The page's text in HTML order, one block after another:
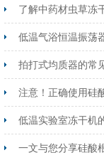
了解中药材虫草冻
低温气浴恒温振荡
拍打式均质器的常
注意！正确使用硅
低温实验室冻干机
一文与您分享硅酸